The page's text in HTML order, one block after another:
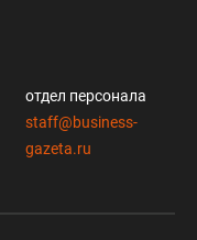
отдел персонала
staff@business-
gazeta.ru